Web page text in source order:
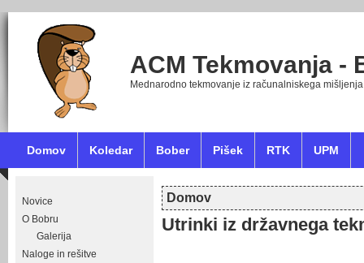
ACM Tekmovanja -
Mednarodno tekmovanje iz računalniskega mišljenja
Domov Koledar Bober Pišek RTK UPM
Novice
O Bobru
Galerija
Naloge in rešitve
Nahajate se tukaj
Domov
Utrinki iz državnega